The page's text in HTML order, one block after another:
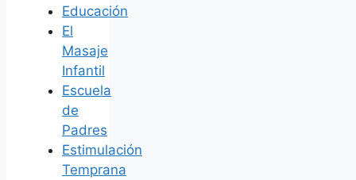
Educación
El
Masaje
Infantil
Escuela
de
Padres
Estimulación
Temprana